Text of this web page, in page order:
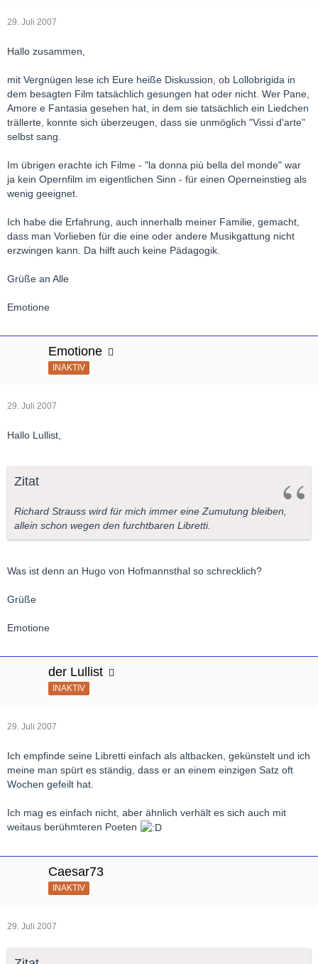
29. Juli 2007
Hallo zusammen,
mit Vergnügen lese ich Eure heiße Diskussion, ob Lollobrigida in
dem besagten Film tatsächlich gesungen hat oder nicht. Wer Pane,
Amore e Fantasia gesehen hat, in dem sie tatsächlich ein Liedchen
trällerte, konnte sich überzeugen, dass sie unmöglich "Vissi d'arte"
selbst sang.
Im übrigen erachte ich Filme - "la donna più bella del monde" war
ja kein Opernfilm im eigentlichen Sinn - für einen Operneinstieg als
wenig geeignet.
Ich habe die Erfahrung, auch innerhalb meiner Familie, gemacht,
dass man Vorlieben für die eine oder andere Musikgattung nicht
erzwingen kann. Da hilft auch keine Pädagogik.
Grüße an Alle
Emotione
Emotione
INAKTIV
29. Juli 2007
Hallo Lullist,
Zitat
Richard Strauss wird für mich immer eine Zumutung bleiben,
allein schon wegen den furchtbaren Libretti.
Was ist denn an Hugo von Hofmannsthal so schrecklich?
Grüße
Emotione
der Lullist
INAKTIV
29. Juli 2007
Ich empfinde seine Libretti einfach als altbacken, gekünstelt und ich
meine man spürt es ständig, dass er an einem einzigen Satz oft
Wochen gefeilt hat.
Ich mag es einfach nicht, aber ähnlich verhält es sich auch mit
weitaus berühmteren Poeten
Caesar73
INAKTIV
29. Juli 2007